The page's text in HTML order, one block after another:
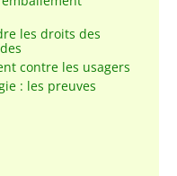
les droits des
contre les usagers
: les preuves